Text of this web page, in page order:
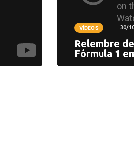
VÍDEOS 30/
Relembre
Fórmula 1